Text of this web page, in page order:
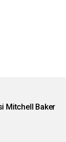
Mitchell Baker